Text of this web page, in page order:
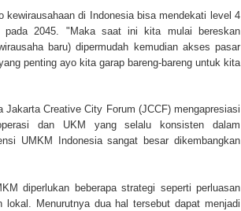
kewirausahaan di Indonesia bisa mendekati level 4
pada 2045. "Maka saat ini kita mulai bereskan
baru) dipermudah kemudian akses pasar
penting ayo kita garap bareng-bareng untuk kita
Creative City Forum (JCCF) mengapresiasi
dan UKM yang selalu konsisten dalam
UMKM Indonesia sangat besar dikembangkan
diperlukan beberapa strategi seperti perluasan
Menurutnya dua hal tersebut dapat menjadi